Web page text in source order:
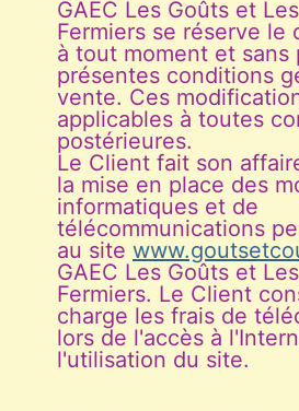
GAEC Les Goûts et
Fermiers se réserve le
à tout moment et sans
présentes conditions
vente. Ces
applicables à toutes
postérieures.
Le Client fait son
la mise en place des
informatiques et de
télécommunications
au site
GAEC Les Goûts et
Fermiers. Le Client
charge les frais de
lors de l'accès à
l'utilisation du site.